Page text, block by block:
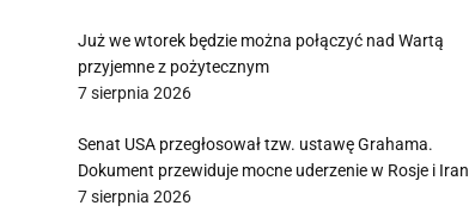
Już we wtorek będzie można połączyć nad Wartą
przyjemne z pożytecznym
7 sierpnia 2026
Senat USA przegłosował tzw. ustawę Grahama.
Dokument przewiduje mocne uderzenie w Rosje i Iran
7 sierpnia 2026